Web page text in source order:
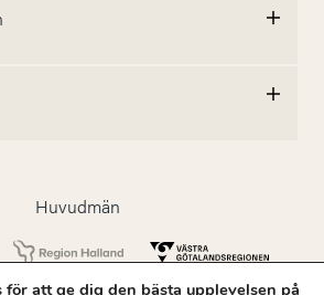
Huvudmän
för att ge dig den bästa upplevelsen på